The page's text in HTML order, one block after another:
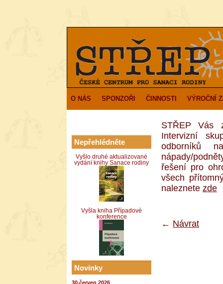
O NÁS SPONZOŘI ČINNOSTI VÝROČNÍ
Nepřehlédněte
Vyšlo druhé aktualizované
vydání knihy Sanace rodiny
Vyšla kniha Případové
konference
Novinky
30.červen 2026
STŘEP Vás
Intervizní
odborníků
nápady/
řešení pro
všech
naleznete zde
← Návrat